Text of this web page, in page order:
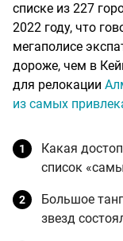
списке из 227
2022 году, что
мегаполисе
дороже, чем в
для релокации
из самых
Какая
список
Большое
звезд